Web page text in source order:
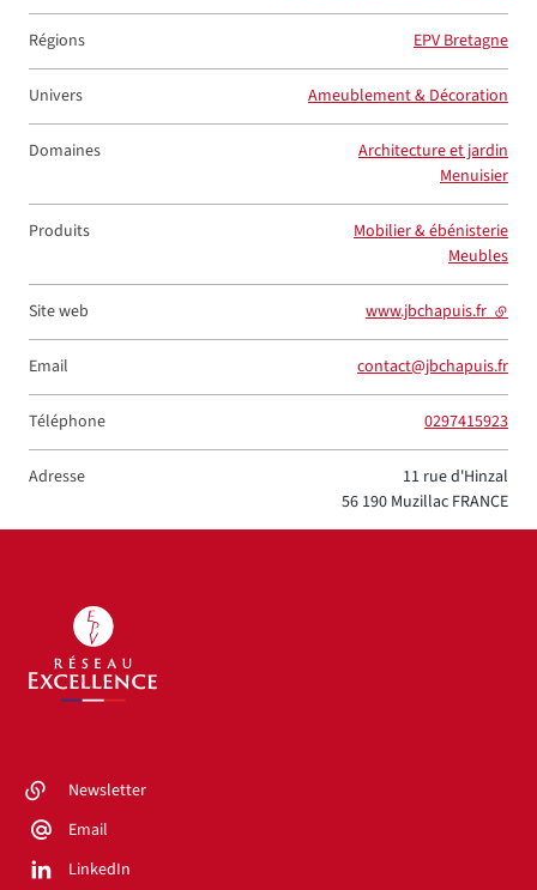
Régions EPV Bretagne
Univers Ameublement & Décoration
Domaines
Architecture et jardin
Menuisier
Produits
Mobilier & ébénisterie
Meubles
Site web www.jbchapuis.fr - lien
Email contact@jbchapuis.fr
Téléphone 0297415923
Adresse
11 rue d'Hinzal
56 190 Muzillac FRANCE
Newsletter
Email
LinkedIn